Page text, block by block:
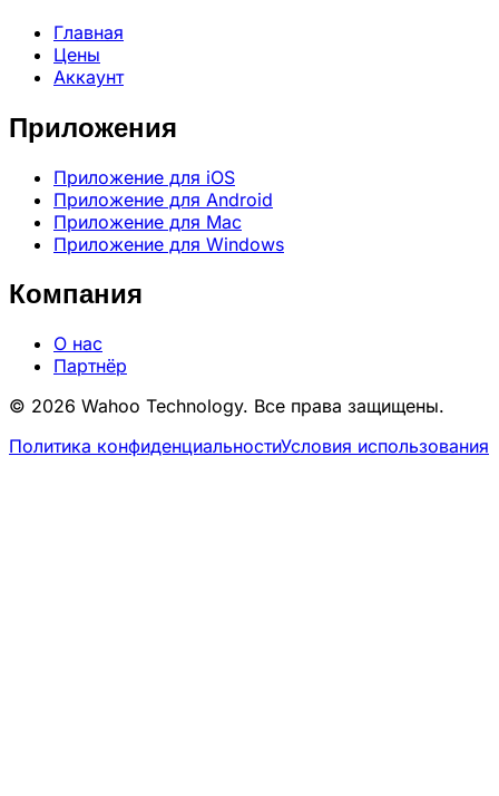
Главная
Цены
Аккаунт
Приложения
Приложение для iOS
Приложение для Android
Приложение для Mac
Приложение для Windows
Компания
О нас
Партнёр
© 2026 Wahoo Technology. Все права защищены.
Политика конфиденциальностиУсловия использования